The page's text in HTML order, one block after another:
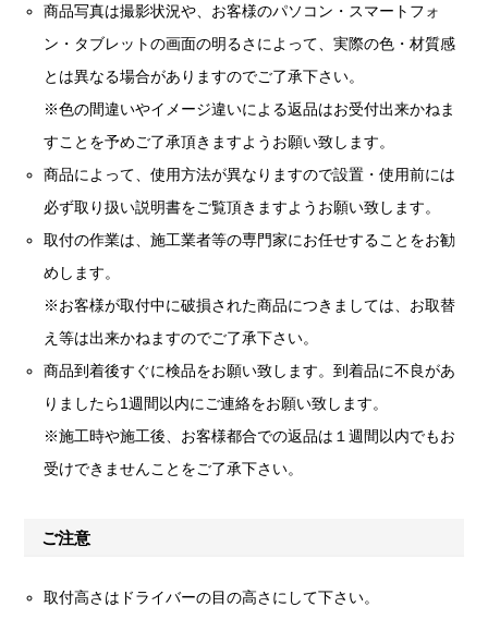
商品写真は撮影状況や、お客様のパソコン・スマートフォ
ン・タブレットの画面の明るさによって、実際の色・材質感
とは異なる場合がありますのでご了承下さい。
※色の間違いやイメージ違いによる返品はお受付出来かねま
すことを予めご了承頂きますようお願い致します。
商品によって、使用方法が異なりますので設置・使用前には
必ず取り扱い説明書をご覧頂きますようお願い致します。
取付の作業は、施工業者等の専門家にお任せすることをお勧
めします。
※お客様が取付中に破損された商品につきましては、お取替
え等は出来かねますのでご了承下さい。
商品到着後すぐに検品をお願い致します。到着品に不良があ
りましたら1週間以内にご連絡をお願い致します。
※施工時や施工後、お客様都合での返品は１週間以内でもお
受けできませんことをご了承下さい。
ご注意
取付高さはドライバーの目の高さにして下さい。